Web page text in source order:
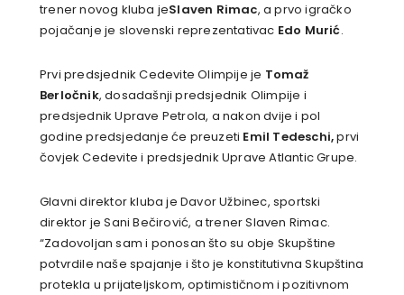
trener novog kluba jeSlaven Rimac, a prvo igračko
pojačanje je slovenski reprezentativac Edo Murić.
Prvi predsjednik Cedevite Olimpije je Tomaž
Berločnik, dosadašnji predsjednik Olimpije i
predsjednik Uprave Petrola, a nakon dvije i pol
godine predsjedanje će preuzeti Emil Tedeschi,prvi
čovjek Cedevite i predsjednik Uprave Atlantic Grupe.
Glavni direktor kluba je Davor Užbinec, sportski
direktor je Sani Bečirović, a trener Slaven Rimac.
“Zadovoljan sam i ponosan što su obje Skupštine
potvrdile naše spajanje i što je konstitutivna Skupština
protekla u prijateljskom, optimističnom i pozitivnom